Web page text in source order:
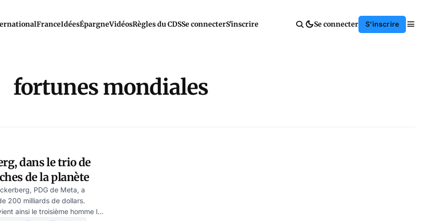
FranceIdéesÉpargneVidéosRègles du CDSSe connecterS'inscrire Se connecter S'inscrire
fortunes mondiales
dans le trio de
de la planète
PDG de Meta, a
200 milliards de dollars.
ainsi le troisième homme le